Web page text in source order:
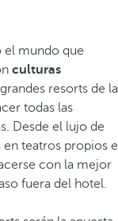
el mundo que
culturas
resorts de la
todas las
Desde el lujo de
en teatros propios e
con la mejor
fuera del hotel.